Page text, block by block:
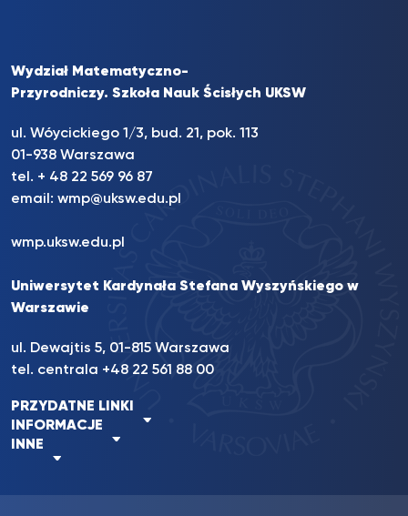
Wydział Matematyczno-
Przyrodniczy. Szkoła Nauk Ścisłych UKSW
ul. Wóycickiego 1/3, bud. 21, pok. 113
01-938 Warszawa
tel. + 48 22 569 96 87
email: wmp@uksw.edu.pl
wmp.uksw.edu.pl
Uniwersytet Kardynała Stefana Wyszyńskiego w
Warszawie
ul. Dewajtis 5, 01-815 Warszawa
tel. centrala +48 22 561 88 00
PRZYDATNE LINKI
INFORMACJE
INNE